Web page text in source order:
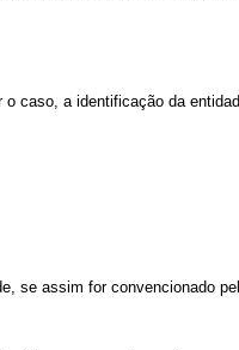
caso, a identificação da
se assim for convencionado